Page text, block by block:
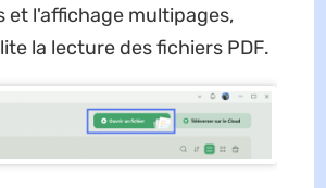
et l'affichage multipages,
la lecture des fichiers PDF.